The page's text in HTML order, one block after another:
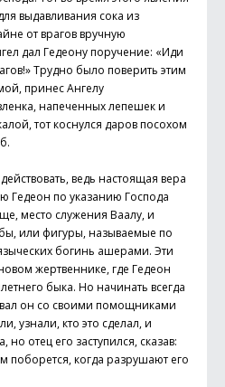
выдавливания сока из
от врагов вручную
дал Гедеону поручение: «Иди
Трудно было поверить этим
принес Ангелу
напеченных лепешек и
тот коснулся даров посохом
ведь настоящая вера
Гедеон по указанию Господа
место служения Ваалу, и
или фигуры, называемые по
богинь ашерами. Эти
жертвеннике, где Гедеон
быка. Но начинать всегда
он со своими помощниками
узнали, кто это сделал, и
но отец его заступился, сказав:
поборется, когда разрушают его